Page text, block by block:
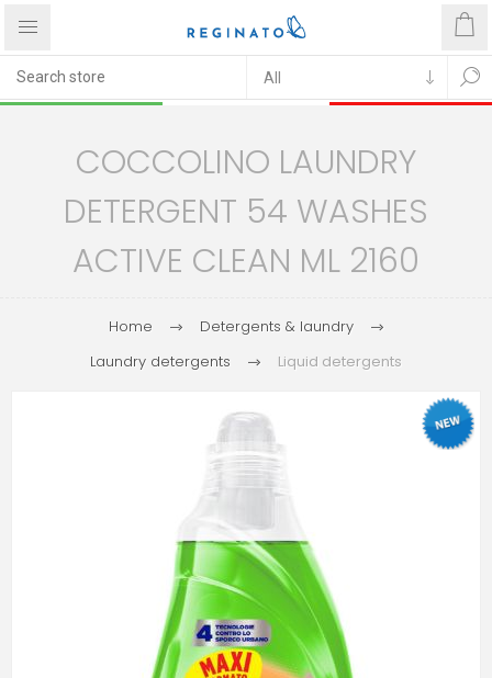
COCCOLINO LAUNDRY
DETERGENT 54 WASHES
ACTIVE CLEAN ML 2160
Home
Detergents & laundry
Laundry detergents
Liquid detergents